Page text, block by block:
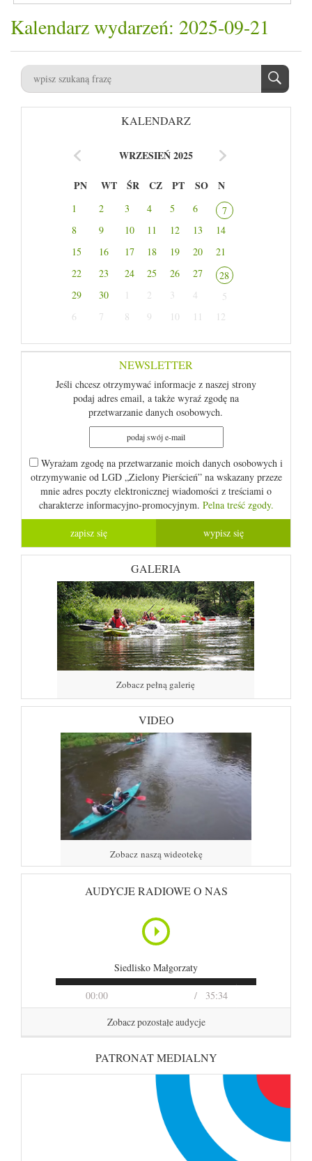
Kalendarz wydarzeń: 2025-09-21
KALENDARZ
WRZESIEŃ 2025
PN WT ŚR CZ PT SO N
1 2 3 4 5 6
7
8
9 10 11 12 13
14
15
16 17 18 19 20
21
22
23 24 25 26 27
28
29
30 1 2 3 4
5
6
7 8 9 10 11 12
NEWSLETTER
Jeśli chcesz otrzymywać informacje z naszej strony
podaj adres email, a także wyraź zgodę na
przetwarzanie danych osobowych.
Wyrażam zgodę na przetwarzanie moich danych osobowych i
otrzymywanie od LGD „Zielony Pierścień” na wskazany przeze
mnie adres poczty elektronicznej wiadomości z treściami o
charakterze informacyjno-promocyjnym. Pelna treść zgody.
GALERIA
Zobacz pełną galerię
VIDEO
Zobacz naszą wideotekę
AUDYCJE RADIOWE O NAS
00:00 35:34
Siedlisko Małgorzaty
Zobacz pozostałe audycje
PATRONAT MEDIALNY